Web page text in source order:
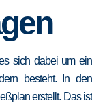
sich dabei um ein
besteht. In den
erstellt. Das ist